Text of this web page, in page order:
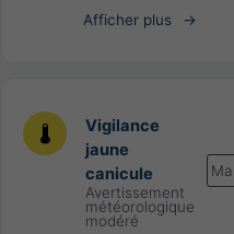
Afficher plus
Vigilance
jaune
canicule
Avertissement
météorologique
modéré